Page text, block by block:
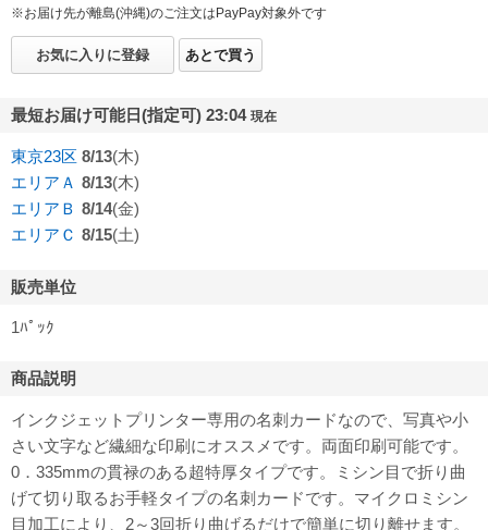
※お届け先が離島(沖縄)のご注文はPayPay対象外です
お気に入りに登録 あとで買う
最短お届け可能日(指定可) 23:04 現在
東京23区 8/13(木)
エリアＡ 8/13(木)
エリアＢ 8/14(金)
エリアＣ 8/15(土)
販売単位
1ﾊﾟｯｸ
商品説明
インクジェットプリンター専用の名刺カードなので、写真や小
さい文字など繊細な印刷にオススメです。両面印刷可能です。
0．335mmの貫禄のある超特厚タイプです。ミシン目で折り曲
げて切り取るお手軽タイプの名刺カードです。マイクロミシン
目加工により、2～3回折り曲げるだけで簡単に切り離せます。